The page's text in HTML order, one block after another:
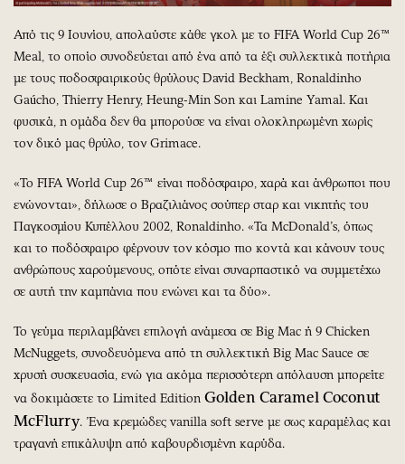
Από τις 9 Ιουνίου, απολαύστε κάθε γκολ με το FIFA World Cup 26™
Meal, το οποίο συνοδεύεται από ένα από τα έξι συλλεκτικά ποτήρια
με τους ποδοσφαιρικούς θρύλους David Beckham, Ronaldinho
Gaúcho, Thierry Henry, Heung-Min Son και Lamine Yamal. Και
φυσικά, η ομάδα δεν θα μπορούσε να είναι ολοκληρωμένη χωρίς
τον δικό μας θρύλο, τον Grimace.
«Το FIFA World Cup 26™ είναι ποδόσφαιρο, χαρά και άνθρωποι που
ενώνονται», δήλωσε ο Βραζιλιάνος σούπερ σταρ και νικητής του
Παγκοσμίου Κυπέλλου 2002, Ronaldinho. «Τα McDonald’s, όπως
και το ποδόσφαιρο φέρνουν τον κόσμο πιο κοντά και κάνουν τους
ανθρώπους χαρούμενους, οπότε είναι συναρπαστικό να συμμετέχω
σε αυτή την καμπάνια που ενώνει και τα δύο».
Το γεύμα περιλαμβάνει επιλογή ανάμεσα σε Big Mac ή 9 Chicken
McNuggets, συνοδευόμενα από τη συλλεκτική Big Mac Sauce σε
χρυσή συσκευασία, ενώ για ακόμα περισσότερη απόλαυση μπορείτε
να δοκιμάσετε το Limited Edition Golden Caramel Coconut
McFlurry. ’Eνα κρεμώδες vanilla soft serve με σως καραμέλας και
τραγανή επικάλυψη από καβουρδισμένη καρύδα.